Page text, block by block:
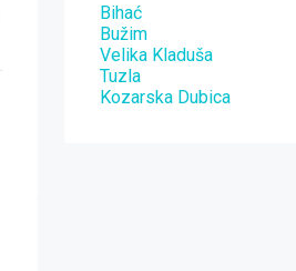
Bihać
Bužim
Velika Kladuša
Tuzla
Kozarska Dubica